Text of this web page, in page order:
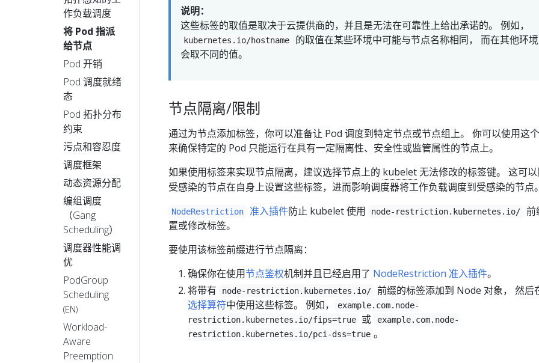
作负载调度
将 Pod 指派
给节点
Pod 开销
Pod 调度就绪
态
Pod 拓扑分布
约束
污点和容忍度
调度框架
动态资源分配
编组调度
（Gang
Scheduling）
调度器性能调
优
PodGroup
Scheduling
(EN)
Workload-
Aware
Preemption
说明：
这些标签的取值是取决于云提供商的，并且是无法在可靠性上给出承诺的。 例如，
kubernetes.io/hostname
的取值在某些环境中可能与节点名称相同， 而在其他环
会取不同的值。
节点隔离/限制
通过为节点添加标签，你可以准备让 Pod 调度到特定节点或节点组上。 你可以使用这
来确保特定的 Pod 只能运行在具有一定隔离性、安全性或监管属性的节点上。
如果使用标签来实现节点隔离，建议选择节点上的 kubelet无法修改的标签键。 这可
受感染的节点在自身上设置这些标签，进而影响调度器将工作负载调度到受感染的节点。
NodeRestriction 准入插件防止 kubelet 使用 node-restriction.kubernetes.io/
前
置或修改标签。
要使用该标签前缀进行节点隔离：
确保你在使用节点鉴权机制并且已经启用了 NodeRestriction 准入插件。
将带有
node-restriction.kubernetes.io/ 前缀的标签添加到 Node 对象， 然后
选择算符中使用这些标签。 例如，
example.com.node-
restriction.kubernetes.io/fips=true
或
example.com.node-
restriction.kubernetes.io/pci-dss=true 。